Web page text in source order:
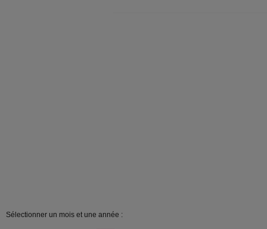
Sélectionner un mois et une année :